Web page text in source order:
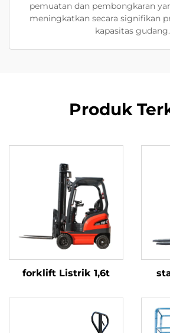
pemuatan dan pembongkaran
meningkatkan secara signifikan
kapasitas gudang.
Produk
forklift Listrik 1,6t